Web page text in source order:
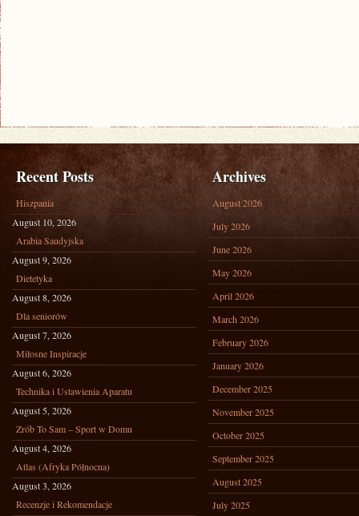
Recent Posts
Hiszpania
August 10, 2026
Arabia Saudyjska
August 9, 2026
Dietetyka
August 8, 2026
Dla seniorów
August 7, 2026
Miłosne Inspiracje
August 6, 2026
Technika i Ustawienia Aparatu
August 5, 2026
Zrób To Sam – Sport w Domu
August 4, 2026
Atlas (Afryka Północna)
August 3, 2026
Recenzje i Rekomendacje
Archives
August 2026
July 2026
June 2026
May 2026
April 2026
March 2026
February 2026
January 2026
December 2025
November 2025
October 2025
September 2025
August 2025
July 2025